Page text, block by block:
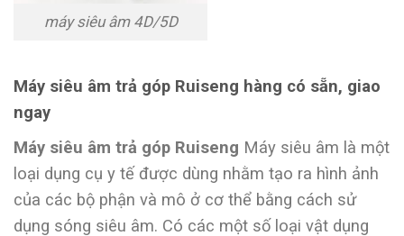
máy siêu âm 4D/5D
Máy siêu âm trả góp Ruiseng hàng có sẵn, giao
ngay
Máy siêu âm trả góp Ruiseng Máy siêu âm là một
loại dụng cụ y tế được dùng nhằm tạo ra hình ảnh
của các bộ phận và mô ở cơ thể bằng cách sử
dụng sóng siêu âm. Có các một số loại vật dụng